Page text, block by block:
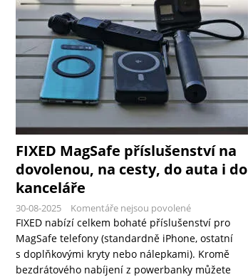
FIXED MagSafe příslušenství na
dovolenou, na cesty, do auta i do
kanceláře
30-08-2025 Komentáře nejsou povolené
FIXED nabízí celkem bohaté příslušenství pro
MagSafe telefony (standardně iPhone, ostatní
s doplňkovými kryty nebo nálepkami). Kromě
bezdrátového nabíjení z powerbanky můžete